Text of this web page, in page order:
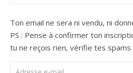
Ton email ne sera ni vendu, ni
PS : Pense à confirmer ton
tu ne reçois rien, vérifie tes spams
Adresse e-mail